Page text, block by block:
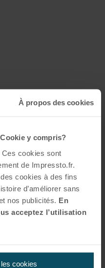
À propos des cookies
y compris?
cookies sont
de Impressto.fr.
cookies à des fins
d’améliorer sans
nos publicités. En
acceptez l’utilisation
cookies